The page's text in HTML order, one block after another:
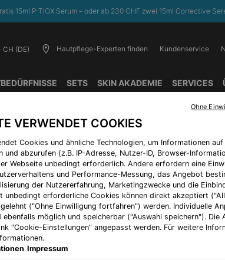
15ml P-TIOX Serum – oder ab 230 CHF zwei 15ml Corrective
CH (DE) Hautpflege-Experten finden Kundenservice
SETS SKIN AKADEMIE SERVICES
zu
Haut
Haut
Haut
HAUTBEDÜRFNIS
Fältchen und Falten
Hautverfärbungen
VERWENDET COOKIES
Cookies und ähnliche Technologien, um Informationen auf
und abzurufen (z.B. IP-Adresse, Nutzer-ID, Browser-
Webseite unbedingt erforderlich. Andere erfordern eine
und Performance-Messung, das Angebot
der Nutzererfahrung, Marketingzwecke und die
unbedingt erforderliche Cookies können direkt akzeptiert
("Ohne Einwilligung fortfahren") werden. Individuelle
ebenfalls möglich und speicherbar ("Auswahl speichern"). Die
"Cookie-Einstellungen" angepasst werden. Für weitere
Impressum
Ohne